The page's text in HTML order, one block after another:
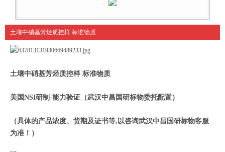
土壤中硝基芳烃质控样 标准物质
土壤中硝基芳烃质控样 标准物质
美国NSI研制-能力验证（武汉中昌国研标物委托配置）
（具体的产品浓度、货期及证书等,以咨询武汉中昌国研标物客服
为准！）